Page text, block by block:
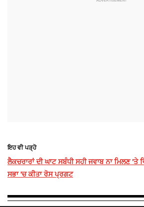
ਇਹ ਵੀ ਪੜ੍ਹੋ
ਲੈਕਚਰਾਰਾਂ ਦੀ ਘਾਟ ਸਬੰਧੀ ਸਹੀ ਜਵਾਬ ਨਾ ਮਿਲਣ 'ਤੇ
ਸਭਾ 'ਚ ਕੀਤਾ ਰੋਸ ਪ੍ਰਗਟ